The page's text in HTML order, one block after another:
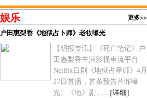
娱乐 更多>>
户田惠梨香《地狱占卜师》老妆曝光
【明报专讯】《死亡笔记》户
田惠梨香主演影视串流平台
Netflix日剧《地狱占星师》4月
27日首播，首条预告片昨曝
光。《地》剧 . . . [详细]